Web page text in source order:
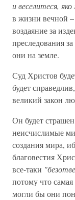
и веселитеся,
в жизни вечной
воздаяние за
преследования
они на земле.
Суд Христов
будет
великий закон
Он будет
неисчислимые
создания мира,
благовестия
все-таки
потому что
могли бы они